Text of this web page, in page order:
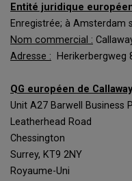
Entité juridique
Enregistrée; à Amsterdam
Nom commercial :
Adresse : Herikerbergweg
QG européen de
Unit A27 Barwell Business
Leatherhead Road
Chessington
Surrey, KT9 2NY
Royaume-Uni